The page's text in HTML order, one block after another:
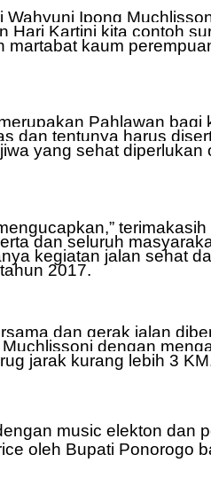
Ipong
Hari Kartini kita contoh
martabat kaum
Pahlawan bagi
dan tentunya harus
yang sehat diperlukan
terimakasih
dan seluruh
kegiatan jalan sehat
2017.
dan gerak jalan
dengan
jarak kurang lebih 3
music elekton dan
oleh Bupati Ponorogo